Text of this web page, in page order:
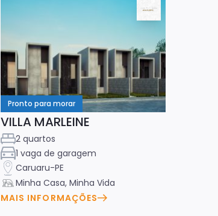
Pronto para morar
VILLA MARLEINE
2 quartos
1 vaga de garagem
Caruaru-PE
Minha Casa, Minha Vida
MAIS INFORMAÇÕES